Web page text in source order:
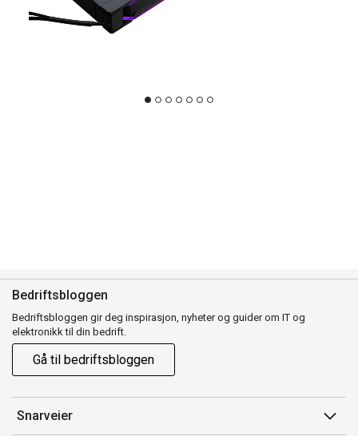
Bedriftsbloggen
Bedriftsbloggen gir deg inspirasjon, nyheter og guider om IT og
elektronikk til din bedrift.
Gå til bedriftsbloggen
Snarveier